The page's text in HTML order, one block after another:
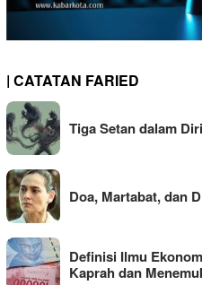
| CATATAN FARIED
Tiga Setan dalam
Doa, Martabat, dan
Definisi Ilmu
Kaprah dan